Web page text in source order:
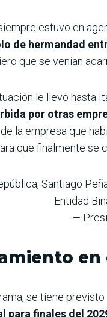
estuvo en
de hermandad
que se venían
le llevó hasta
por otras
la empresa que
que finalmente se
Santiago
Entidad
—
en
se tiene previsto
para finales del